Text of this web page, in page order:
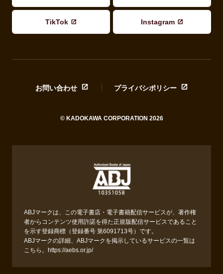
TikTok Instagram
お問い合わせ プライバシポリシー
© KADOKAWA CORPORATION 2026
ABJマークは、この電子書店・電子書籍配信サービスが、著作権
者からコンテンツ使用許諾を得た正規版配信サービスであること
を示す登録商標（登録番号 第6091713号）です。
ABJマークの詳細、ABJマークを掲示しているサービスの一覧は
こちら。 https://aebs.or.jp/